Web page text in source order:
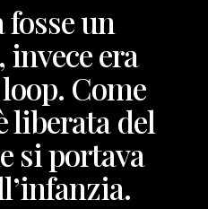
fosse un
era
Come
liberata del
si portava